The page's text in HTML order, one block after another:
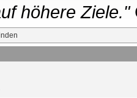
höhere Ziele."